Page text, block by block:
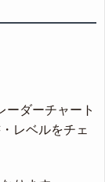
ーダーチャート
レベルをチェ